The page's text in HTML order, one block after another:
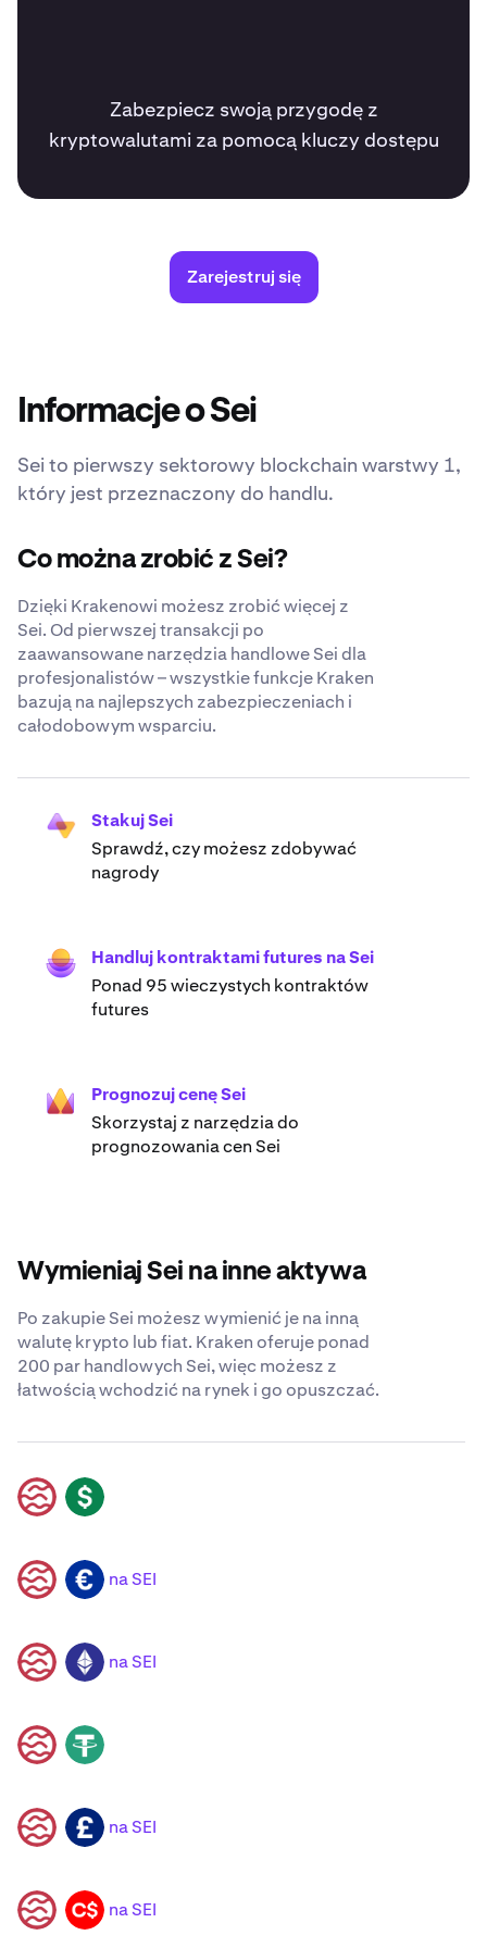
Zabezpiecz swoją przygodę z
kryptowalutami za pomocą kluczy dostępu
Zarejestruj się
Informacje o Sei
Sei to pierwszy sektorowy blockchain warstwy 1,
który jest przeznaczony do handlu.
Co można zrobić z Sei?
Dzięki Krakenowi możesz zrobić więcej z
Sei. Od pierwszej transakcji po
zaawansowane narzędzia handlowe Sei dla
profesjonalistów – wszystkie funkcje Kraken
bazują na najlepszych zabezpieczeniach i
całodobowym wsparciu.
Stakuj Sei
Sprawdź, czy możesz zdobywać
nagrody
Handluj kontraktami futures na Sei
Ponad 95 wieczystych kontraktów
futures
Prognozuj cenę Sei
Skorzystaj z narzędzia do
prognozowania cen Sei
Wymieniaj Sei na inne aktywa
Po zakupie Sei możesz wymienić je na inną
walutę krypto lub fiat. Kraken oferuje ponad
200 par handlowych Sei, więc możesz z
łatwością wchodzić na rynek i go opuszczać.
SEI USD
SEI EUR na SEI
SEI ETH na SEI
SEI USDT
SEI GBP na SEI
SEI CAD na SEI